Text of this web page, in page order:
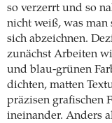
so verzerrt und so
nicht weiß, was man
sich abzeichnen.
zunächst Arbeiten
und blau-grünen
dichten, matten
präzisen grafischen
ineinander. Anders